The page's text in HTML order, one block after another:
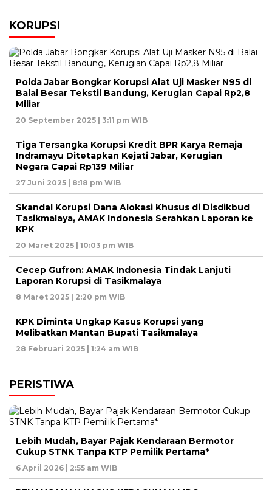
KORUPSI
Polda Jabar Bongkar Korupsi Alat Uji Masker N95 di
Balai Besar Tekstil Bandung, Kerugian Capai Rp2,8
Miliar
20 September 2025 | 3:11 pm WIB
Tiga Tersangka Korupsi Kredit BPR Karya Remaja
Indramayu Ditetapkan Kejati Jabar, Kerugian
Negara Capai Rp139 Miliar
27 Juni 2025 | 8:18 pm WIB
Skandal Korupsi Dana Alokasi Khusus di Disdikbud
Tasikmalaya, AMAK Indonesia Serahkan Laporan ke
KPK
20 Maret 2025 | 10:03 pm WIB
Cecep Gufron: AMAK Indonesia Tindak Lanjuti
Laporan Korupsi di Tasikmalaya
8 Maret 2025 | 2:20 pm WIB
KPK Diminta Ungkap Kasus Korupsi yang
Melibatkan Mantan Bupati Tasikmalaya
28 Februari 2025 | 1:24 am WIB
PERISTIWA
Lebih Mudah, Bayar Pajak Kendaraan Bermotor
Cukup STNK Tanpa KTP Pemilik Pertama*
6 April 2026 | 2:55 am WIB